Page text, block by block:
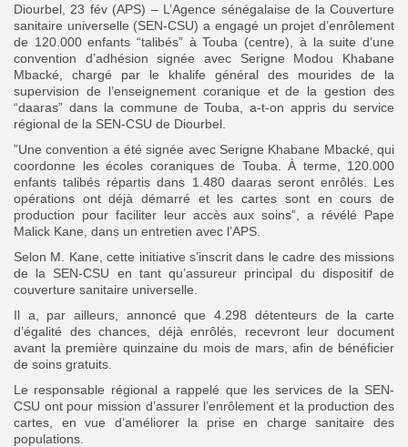
FR
Diourbel, 23 fév (APS) – L’Agence sénégalaise de la Couverture
sanitaire universelle (SEN-CSU) a engagé un projet d’enrôlement
de 120.000 enfants “talibés” à Touba (centre), à la suite d’une
convention d’adhésion signée avec Serigne Modou Khabane
Mbacké, chargé par le khalife général des mourides de la
supervision de l’enseignement coranique et de la gestion des
“daaras” dans la commune de Touba, a-t-on appris du service
régional de la SEN-CSU de Diourbel.
‎”Une convention a été signée avec Serigne Khabane Mbacké, qui
coordonne les écoles coraniques de Touba. À terme, 120.000
enfants talibés répartis dans 1.480 daaras seront enrôlés. Les
opérations ont déjà démarré et les cartes sont en cours de
production pour faciliter leur accès aux soins”, a révélé Pape
Malick Kane, dans un entretien avec l’APS.
‎Selon M. Kane, cette initiative s’inscrit dans le cadre des missions
de la SEN-CSU en tant qu’assureur principal du dispositif de
couverture sanitaire universelle.
‎Il a, par ailleurs, annoncé que 4.298 détenteurs de la carte
d’égalité des chances, déjà enrôlés, recevront leur document
avant la première quinzaine du mois de mars, afin de bénéficier
de soins gratuits.
‎Le responsable régional a rappelé que les services de la SEN-
CSU ont pour mission d’assurer l’enrôlement et la production des
cartes, en vue d’améliorer la prise en charge sanitaire des
populations.